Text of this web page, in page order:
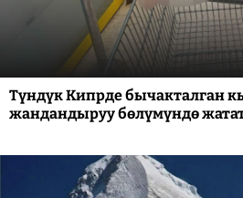
Түндүк Кипрде бычакталган
жандандыруу бөлүмүндө